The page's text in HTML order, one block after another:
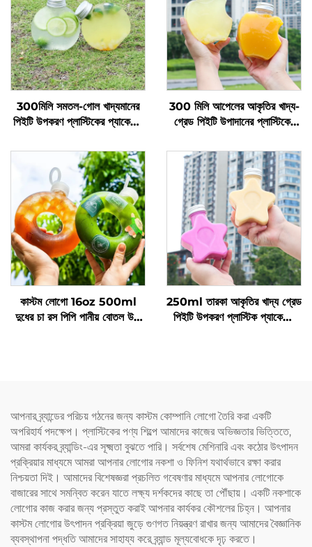
300মিলি সমতল-গোল খাদ্যমানের
পিইটি উপকরণ প্লাস্টিকের প্যাকেজিং
পারে
300 মিলি আপেলের আকৃতির খাদ্য-
গ্রেড পিইটি উপাদানের প্লাস্টিকের
ধারণ করতে পারে, সৃজনশীল ডিজাইন,
শিশুদের পছন্দ
কাস্টম লোগো 16oz 500ml
দুধের চা রস পিপি পানীয় বোতল উচ্চ
250ml তারকা আকৃতির খাদ্য গ্রেড
পিইটি উপকরণ প্লাস্টিক প্যাকেজিং
আপনার ব্র্যান্ডের পরিচয় গঠনের জন্য কাস্টম কোম্পানি লোগো তৈরি করা একটি
অপরিহার্য পদক্ষেপ। প্লাস্টিকের পণ্য শিল্পে আমাদের কাজের অভিজ্ঞতার ভিত্তিতে,
আমরা কার্যকর ব্র্যান্ডিং-এর সূক্ষ্মতা বুঝতে পারি। সর্বশেষ মেশিনারি এবং কঠোর উৎপাদন
প্রক্রিয়ার মাধ্যমে আমরা আপনার লোগোর নকশা ও ফিনিশ যথার্থভাবে রক্ষা করার
নিশ্চয়তা দিই। আমাদের বিশেষজ্ঞরা প্রচলিত গবেষণার মাধ্যমে আপনার লোগোকে
বাজারের সাথে সমন্বিত করেন যাতে লক্ষ্য দর্শকদের কাছে তা পৌঁছায়। একটি নকশাকে
লোগোর কাজ করার জন্য প্রস্তুত করাই আপনার কার্যকর কৌশলের চিহ্ন। আপনার
কাস্টম লোগোর উৎপাদন প্রক্রিয়া জুড়ে গুণগত নিয়ন্ত্রণ রাখার জন্য আমাদের বৈজ্ঞানিক
ব্যবস্থাপনা পদ্ধতি আমাদের সাহায্য করে ব্র্যান্ড মূল্যবোধকে দৃঢ় করতে।